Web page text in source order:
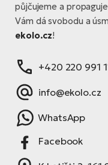
půjčujeme a
Vám dá svobodu a
ekolo.cz!
+420 220 991
info@ekolo.cz
WhatsApp
Facebook